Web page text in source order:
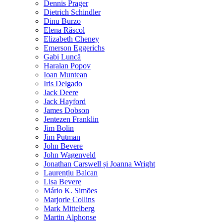
Dennis Prager
Dietrich Schindler
Dinu Burzo
Elena Răscol
Elizabeth Cheney
Emerson Eggerichs
Gabi Luncă
Haralan Popov
Ioan Muntean
Iris Delgado
Jack Deere
Jack Hayford
James Dobson
Jentezen Franklin
Jim Bolin
Jim Putman
John Bevere
John Wagenveld
Jonathan Carswell și Joanna Wright
Laurențiu Balcan
Lisa Bevere
Mário K. Simões
Marjorie Collins
Mark Mittelberg
Martin Alphonse